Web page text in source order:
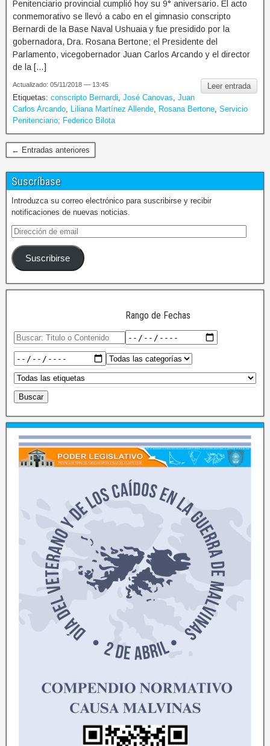
Penitenciario provincial cumplió hoy su 9° aniversario. El acto
conmemorativo se llevó a cabo en el gimnasio conscripto
Bernardi de la Base Naval Ushuaia y fue presidido por la
gobernadora, Dra. Rosana Bertone; el Presidente del
Parlamento, vicegobernador Juan Carlos Arcando y el director
de la […]
Leer entrada
Actualizado: 05/11/2018 — 13:45
Etiquetas: conscripto Bernardi José Canovas Juan
Carlos Arcando
Liliana Martínez Allende Rosana Bertone Servicio
Penitenciario; Federico Bilota
← Entradas anteriores
Suscríbase
Introduzca su correo electrónico para suscribirse y recibir
notificaciones de nuevas noticias.
Suscribirse
Rango de Fechas